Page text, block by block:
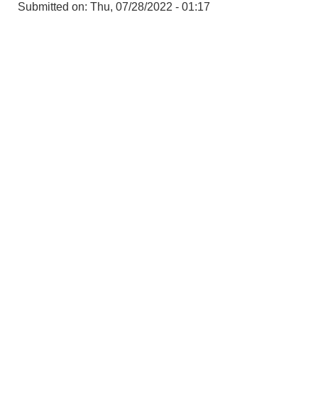
Submitted on: Thu, 07/28/2022 - 01:17